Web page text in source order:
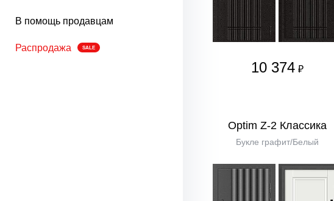
В помощь продавцам
Распродажа SALE
10 374 ₽
Optim Z-2 Классика
Букле графит/Белый